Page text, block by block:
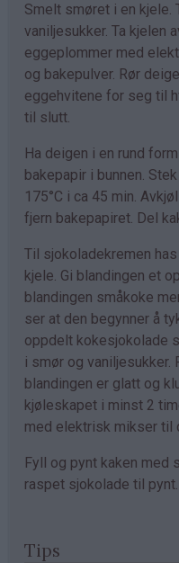
Smelt smøret i en kjele.
vaniljesukker. Ta kjelen
eggeplommer med
og bakepulver. Rør
eggehvitene for seg til
til slutt.
Ha deigen i en rund
bakepapir i bunnen.
175°C i ca 45 min.
fjern bakepapiret. Del
Til sjokoladekremen
kjele. Gi blandingen et
blandingen småkoke
ser at den begynner å
oppdelt kokesjokolade
i smør og
blandingen er glatt og
kjøleskapet i minst 2
med elektrisk mikser til
Fyll og pynt kaken med
raspet sjokolade til pynt.
Tips